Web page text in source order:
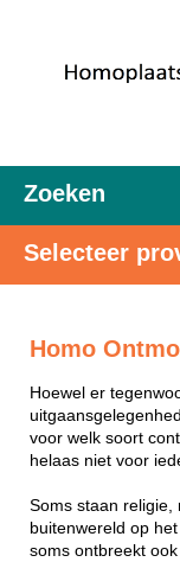
Zoeken
Selecteer
Homo
Hoewel er
voor welk soort
helaas niet voor
Soms staan religie,
buitenwereld op
soms ontbreekt